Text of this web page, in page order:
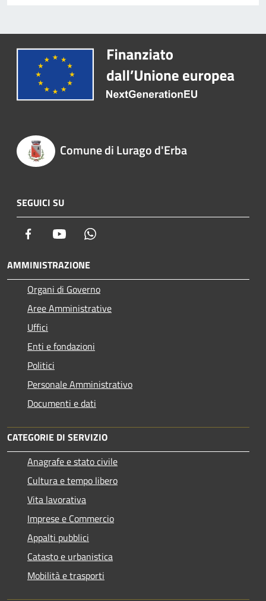
Comune di Lurago d'Erba
SEGUICI SU
Facebook Youtube
AMMINISTRAZIONE
Organi di Governo
Aree Amministrative
Uffici
Enti e fondazioni
Politici
Personale Amministrativo
Documenti e dati
CATEGORIE DI SERVIZIO
Anagrafe e stato civile
Cultura e tempo libero
Vita lavorativa
Imprese e Commercio
Appalti pubblici
Catasto e urbanistica
Mobilità e trasporti